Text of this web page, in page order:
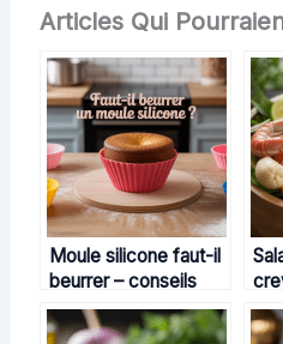
Articles Qui
Moule silicone faut-il
beurrer – conseils
pratiques pour une
cuisson sans accroc